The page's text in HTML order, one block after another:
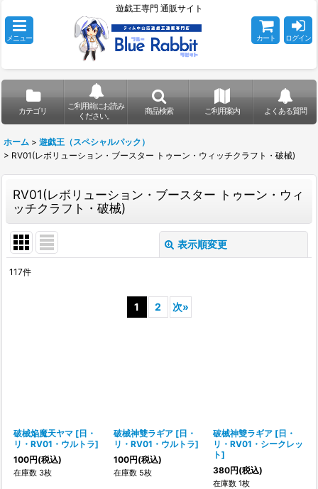
遊戯王専門 通販サイト
メニュー カート ログイン
カテゴリ
ご利用前にお読み
ください。
商品検索 ご利用案内 よくある質問
ホーム > 遊戯王（スペシャルパック）
> RV01(レボリューション・ブースター トゥーン・ウィッチクラフト・破械)
RV01(レボリューション・ブースター トゥーン・ウィ
ッチクラフト・破械)
表示順変更
117件
1 2 次»
破械焔魔天ヤマ [日・
リ・RV01・ウルトラ]
100円(税込)
在庫数 3枚
破械神雙ラギア [日・
リ・RV01・ウルトラ]
100円(税込)
在庫数 5枚
破械神雙ラギア [日・
リ・RV01・シークレッ
ト]
380円(税込)
在庫数 1枚